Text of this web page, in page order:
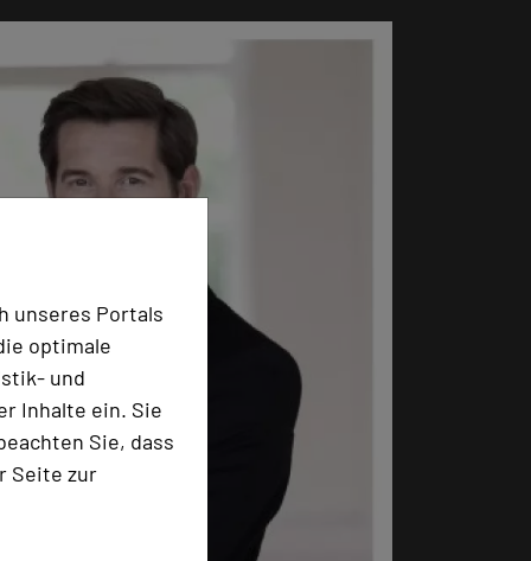
unseres Portals
optimale
und
Inhalte ein. Sie
Sie, dass
Seite zur